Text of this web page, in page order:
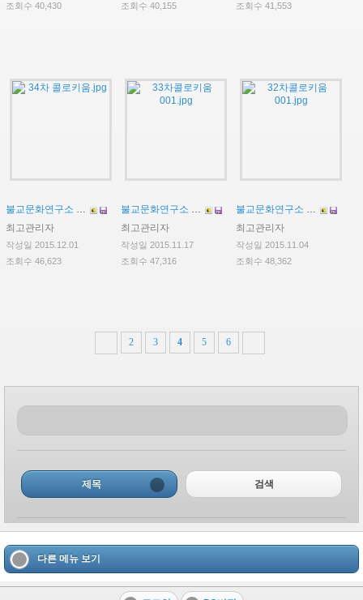
조회수 40,430
조회수 40,155
조회수 41,553
불교문화연구소 제34차 콜로키움
최고관리자
작성일 2015.12.01
조회수 46,623
불교문화연구소 제33차 콜로키움
최고관리자
작성일 2015.11.17
조회수 47,316
불교문화연구소 제32차 콜로키움
최고관리자
작성일 2015.11.04
조회수 48,362
2 3 4 5 6
제목 검색
다른 메뉴 보기